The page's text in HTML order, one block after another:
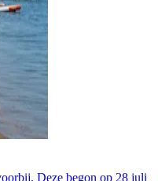
Deze begon op 28 juli